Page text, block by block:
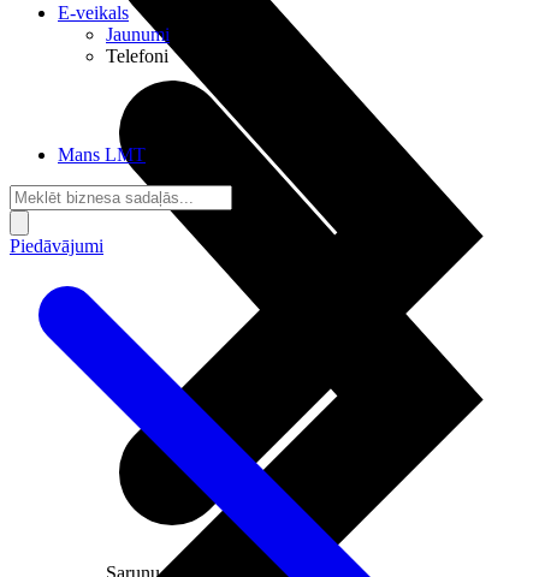
Sarunu pieslēgumi
E-veikals
Jaunumi
Telefoni
Mans LMT
Piedāvājumi